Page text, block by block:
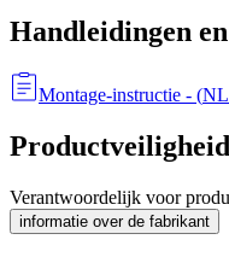
Handleidingen
Montage-instructie - (
Productveiligheid
Verantwoordelijk voor
informatie over de fabrikant